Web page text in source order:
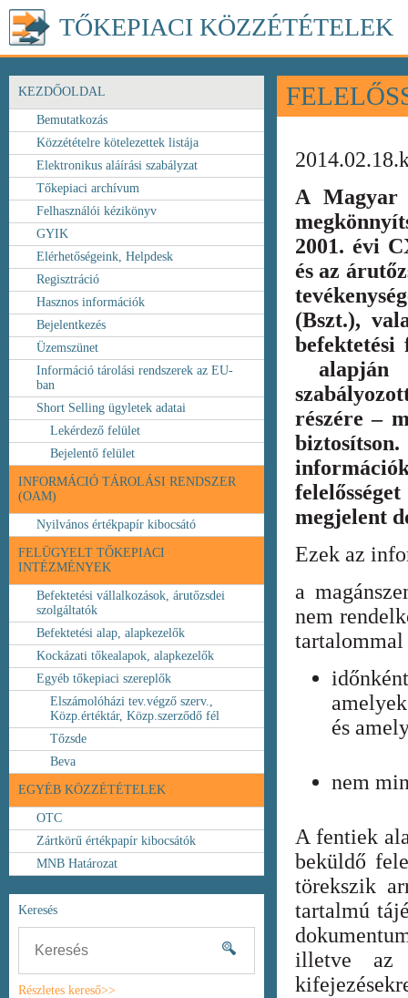
TŐKEPIACI KÖZZÉTÉTELEK
KEZDŐOLDAL
Bemutatkozás
Közzétételre kötelezettek listája
Elektronikus aláírási szabályzat
Tőkepiaci archívum
Felhasználói kézikönyv
GYIK
Elérhetőségeink, Helpdesk
Regisztráció
Hasznos információk
Bejelentkezés
Üzemszünet
Információ tárolási rendszerek az EU-
ban
Short Selling ügyletek adatai
Lekérdező felület
Bejelentő felület
INFORMÁCIÓ TÁROLÁSI RENDSZER
(OAM)
Nyilvános értékpapír kibocsátó
FELÜGYELT TŐKEPIACI
INTÉZMÉNYEK
Befektetési vállalkozások, árutőzsdei
szolgáltatók
Befektetési alap, alapkezelők
Kockázati tőkealapok, alapkezelők
Egyéb tőkepiaci szereplők
Elszámolóházi tev.végző szerv.,
Közp.értéktár, Közp.szerződő fél
Tőzsde
Beva
EGYÉB KÖZZÉTÉTELEK
OTC
Zártkörű értékpapír kibocsátók
MNB Határozat
Keresés
Részletes kereső>>
A Magyar
2001. évi
és az
(Bszt.),
alapján
részére –
megjelent
Ezek az
a
nem
és
nem
A fentiek
beküldő
törekszik
tartalmú
illetve az